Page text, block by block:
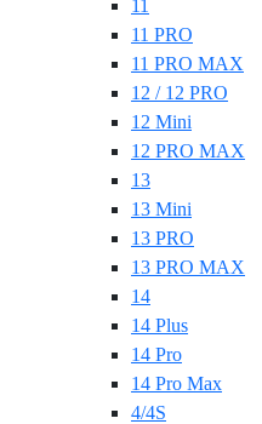
11
11 PRO
11 PRO MAX
12 / 12 PRO
12 Mini
12 PRO MAX
13
13 Mini
13 PRO
13 PRO MAX
14
14 Plus
14 Pro
14 Pro Max
4/4S